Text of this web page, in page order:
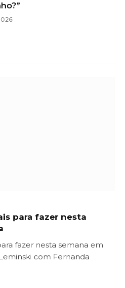
para fazer nesta
fazer nesta semana em
com Fernanda